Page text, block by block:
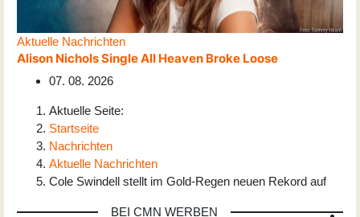
Aktuelle Nachrichten
Alison Nichols Single All Heaven Broke Loose
07. 08. 2026
Aktuelle Seite:
Startseite
Nachrichten
Aktuelle Nachrichten
Cole Swindell stellt im Gold-Regen neuen Rekord auf
BEI CMN WERBEN